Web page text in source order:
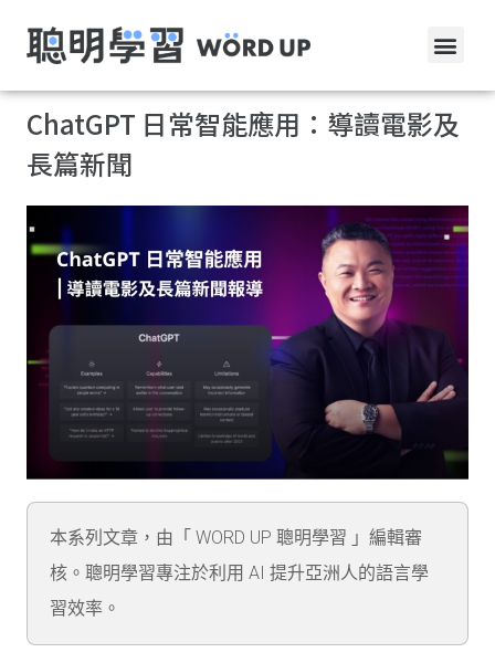
ChatGPT 日常智能應用：導讀電影及
長篇新聞
本系列文章，由「 WORD UP 聰明學習 」編輯審
核。聰明學習專注於利用 AI 提升亞洲人的語言學
習效率。